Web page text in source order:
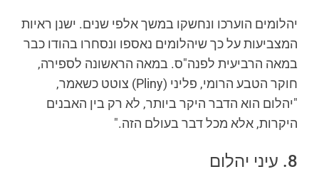
יהלומים הוערכו ונחשקו במשך אלפי שנים. ישנן ראיות
המצביעות על כך שיהלומים נאספו ונסחרו בהודו כבר
במאה הרביעית לפנה"ס. במאה הראשונה לספירה,
חוקר הטבע הרומי, פליני (Pliny) צוטט כשאמר,
"יהלום הוא הדבר היקר ביותר, לא רק בין האבנים
היקרות, אלא מכל דבר בעולם הזה."
8. עיני יהלום